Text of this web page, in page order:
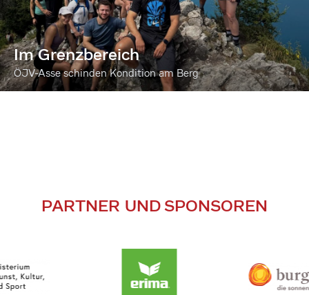
Im Grenzbereich
ÖJV-Asse schinden Kondition am Berg
PARTNER UND SPONSOREN